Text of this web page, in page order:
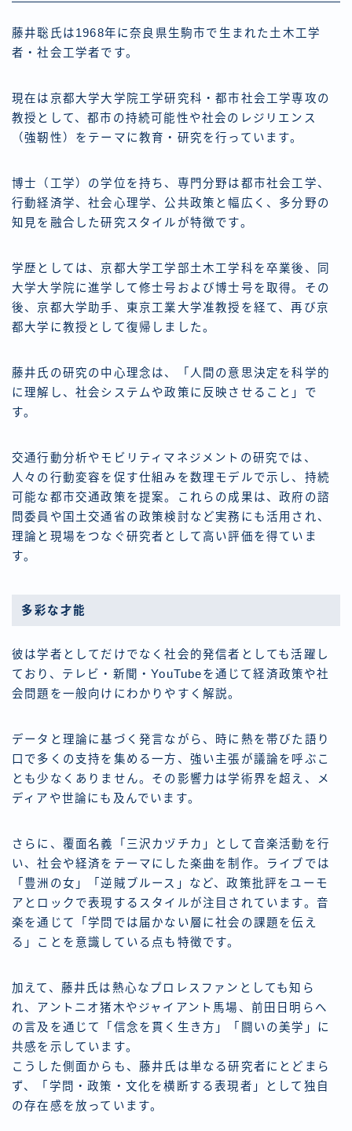
藤井聡氏は1968年に奈良県生駒市で生まれた土木工学
者・社会工学者です。
現在は京都大学大学院工学研究科・都市社会工学専攻の
教授として、都市の持続可能性や社会のレジリエンス
（強靭性）をテーマに教育・研究を行っています。
博士（工学）の学位を持ち、専門分野は都市社会工学、
行動経済学、社会心理学、公共政策と幅広く、多分野の
知見を融合した研究スタイルが特徴です。
学歴としては、京都大学工学部土木工学科を卒業後、同
大学大学院に進学して修士号および博士号を取得。その
後、京都大学助手、東京工業大学准教授を経て、再び京
都大学に教授として復帰しました。
藤井氏の研究の中心理念は、「人間の意思決定を科学的
に理解し、社会システムや政策に反映させること」で
す。
交通行動分析やモビリティマネジメントの研究では、
人々の行動変容を促す仕組みを数理モデルで示し、持続
可能な都市交通政策を提案。これらの成果は、政府の諮
問委員や国土交通省の政策検討など実務にも活用され、
理論と現場をつなぐ研究者として高い評価を得ていま
す。
多彩な才能
彼は学者としてだけでなく社会的発信者としても活躍し
ており、テレビ・新聞・YouTubeを通じて経済政策や社
会問題を一般向けにわかりやすく解説。
データと理論に基づく発言ながら、時に熱を帯びた語り
口で多くの支持を集める一方、強い主張が議論を呼ぶこ
とも少なくありません。その影響力は学術界を超え、メ
ディアや世論にも及んでいます。
さらに、覆面名義「三沢カヅチカ」として音楽活動を行
い、社会や経済をテーマにした楽曲を制作。ライブでは
「豊洲の女」「逆賊ブルース」など、政策批評をユーモ
アとロックで表現するスタイルが注目されています。音
楽を通じて「学問では届かない層に社会の課題を伝え
る」ことを意識している点も特徴です。
加えて、藤井氏は熱心なプロレスファンとしても知ら
れ、アントニオ猪木やジャイアント馬場、前田日明らへ
の言及を通じて「信念を貫く生き方」「闘いの美学」に
共感を示しています。
こうした側面からも、藤井氏は単なる研究者にとどまら
ず、「学問・政策・文化を横断する表現者」として独自
の存在感を放っています。